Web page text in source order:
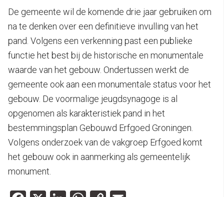
De gemeente wil de komende drie jaar gebruiken om
na te denken over een definitieve invulling van het
pand. Volgens een verkenning past een publieke
functie het best bij de historische en monumentale
waarde van het gebouw. Ondertussen werkt de
gemeente ook aan een monumentale status voor het
gebouw. De voormalige jeugdsynagoge is al
opgenomen als karakteristiek pand in het
bestemmingsplan Gebouwd Erfgoed Groningen.
Volgens onderzoek van de vakgroep Erfgoed komt
het gebouw ook in aanmerking als gemeentelijk
monument.